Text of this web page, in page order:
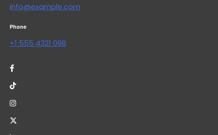
info@example.com
Phone
+1 555 4321 098